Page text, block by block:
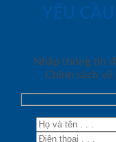
YÊU
Nhập thông tin
Chính sách